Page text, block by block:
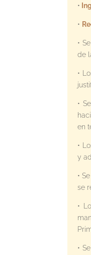
•
•
• Se
de
•
• Se
en
•
y
•
se
•
• Se